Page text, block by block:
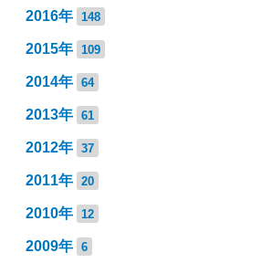
2016年 148
2015年 109
2014年 64
2013年 61
2012年 37
2011年 20
2010年 12
2009年 6